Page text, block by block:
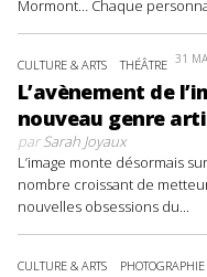
Mormont… Chaque
CULTURE & ARTS THÉÂTRE 31
L’avènement de
nouveau genre
parSarah Joyaux
L’image monte désormais
nombre croissant de
nouvelles obsessions du...
CULTURE & ARTS PHOTOGRAPHIE